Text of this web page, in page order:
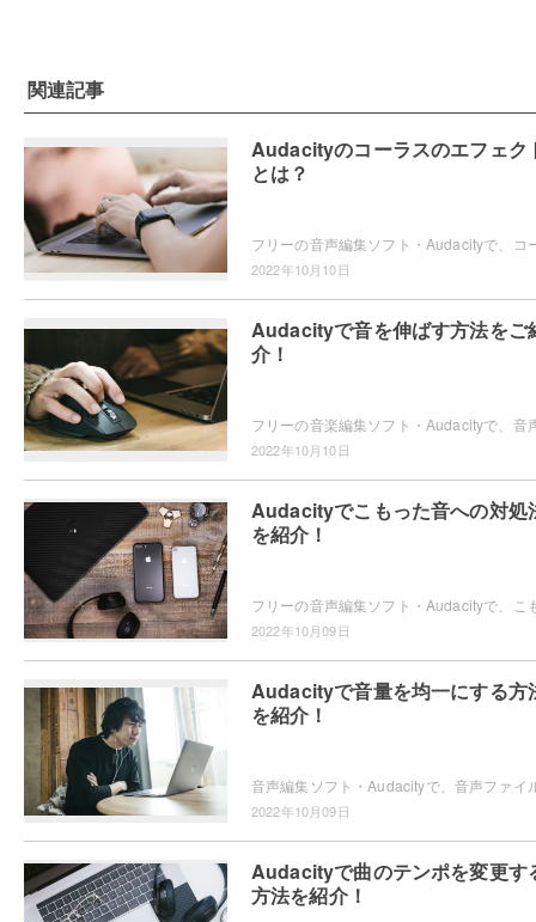
関連記事
Audacityのコーラスのエフェク
とは？
2022年10月10日
Audacityで音を伸ばす方法をご
介！
2022年10月10日
Audacityでこもった音への対処
を紹介！
2022年10月09日
Audacityで音量を均一にする方
を紹介！
2022年10月09日
Audacityで曲のテンポを変更す
方法を紹介！